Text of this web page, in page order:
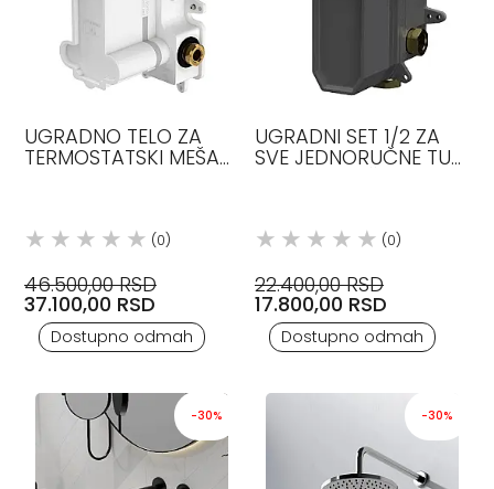
UGRADNO TELO ZA
TERMOSTATSKI MEŠAČ
(0)
46.500,00 RSD
37.100,00 RSD
Dostupno odmah
UGRADNI SET 1/2 ZA
SVE JEDNORUČNE TUŠ
UGRADNIM SETOM
(0)
22.400,00 RSD
17.800,00 RSD
Dostupno odmah
-30% -30%